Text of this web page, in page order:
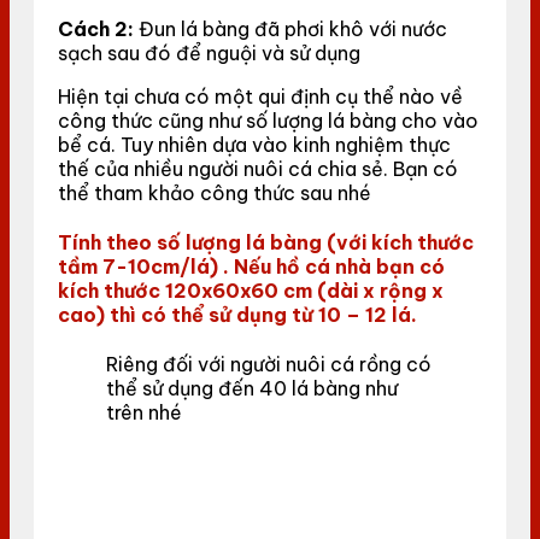
Cách 2: Đun lá bàng đã phơi khô với nước
sạch sau đó để nguội và sử dụng
Hiện tại chưa có một qui định cụ thể nào về
công thức cũng như số lượng lá bàng cho vào
bể cá. Tuy nhiên dựa vào kinh nghiệm thực
thế của nhiều người nuôi cá chia sẻ. Bạn có
thể tham khảo công thức sau nhé
Tính theo số lượng lá bàng (với kích thước
tầm 7-10cm/lá) . Nếu hồ cá nhà bạn có
kích thước 120x60x60 cm (dài x rộng x
cao) thì có thể sử dụng từ 10 – 12 lá.
Riêng đối với người nuôi cá rồng có
thể sử dụng đến 40 lá bàng như
trên nhé